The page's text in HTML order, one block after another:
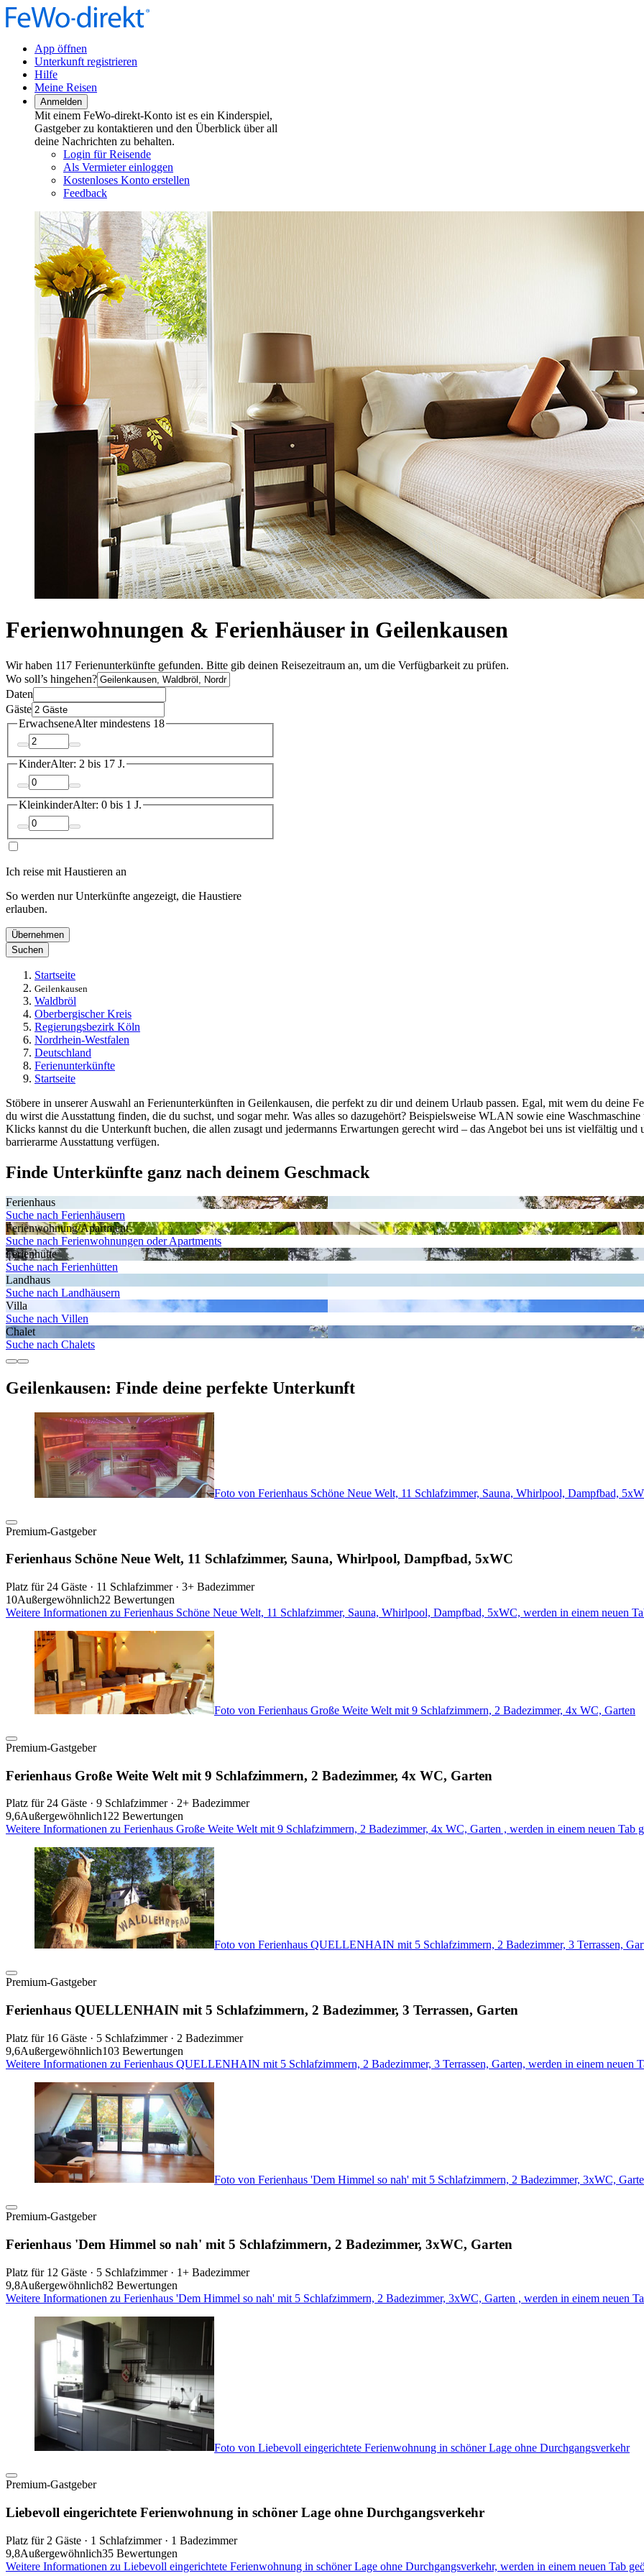
App öffnen
Unterkunft registrieren
Hilfe
Meine Reisen
Anmelden
Mit einem FeWo-direkt-Konto ist es ein Kinderspiel,
Gastgeber zu kontaktieren und den Überblick über all
deine Nachrichten zu behalten.
Login für Reisende
Als Vermieter einloggen
Kostenloses Konto erstellen
Feedback
Ferienwohnungen & Ferienhäuser in Geilenkausen
Wir haben 117 Ferienunterkünfte gefunden. Bitte gib deinen Reisezeitraum an, um die Verfügbarkeit zu prüfen.
Wo soll’s hingehen?
Daten
Gäste
ErwachseneAlter mindestens 18
KinderAlter: 2 bis 17 J.
KleinkinderAlter: 0 bis 1 J.
Ich reise mit Haustieren an
So werden nur Unterkünfte angezeigt, die Haustiere
erlauben.
Übernehmen
Suchen
Startseite
Geilenkausen
Waldbröl
Oberbergischer Kreis
Regierungsbezirk Köln
Nordrhein-Westfalen
Deutschland
Ferienunterkünfte
Startseite
Stöbere in unserer Auswahl an Ferienunterkünften in Geilenkausen, die perfekt zu dir und deinem Urlaub passen. Egal, mit wem du deine
du wirst die Ausstattung finden, die du suchst, und sogar mehr. Was alles so dazugehört? Beispielsweise WLAN sowie eine
Klicks kannst du die Unterkunft buchen, die allen zusagt und jedermanns Erwartungen gerecht wird – das Angebot bei uns ist vielfältig
barrierarme Ausstattung verfügen.
Finde Unterkünfte ganz nach deinem Geschmack
Ferienhaus
Suche nach Ferienhäusern
Ferienwohnung/Apartment
Suche nach Ferienwohnungen oder Apartments
Ferienhütte
Suche nach Ferienhütten
Landhaus
Suche nach Landhäusern
Villa
Suche nach Villen
Chalet
Suche nach Chalets
Geilenkausen: Finde deine perfekte Unterkunft
Foto von Ferienhaus Schöne Neue Welt, 11 Schlafzimmer, Sauna, Whirlpool, Dampfbad,
Premium-Gastgeber
Ferienhaus Schöne Neue Welt, 11 Schlafzimmer, Sauna, Whirlpool, Dampfbad, 5xWC
Platz für 24 Gäste · 11 Schlafzimmer · 3+ Badezimmer
10Außergewöhnlich22 Bewertungen
Weitere Informationen zu Ferienhaus Schöne Neue Welt, 11 Schlafzimmer, Sauna, Whirlpool, Dampfbad, 5xWC, werden in einem neuen
Foto von Ferienhaus Große Weite Welt mit 9 Schlafzimmern, 2 Badezimmer, 4x WC, Garten
Premium-Gastgeber
Ferienhaus Große Weite Welt mit 9 Schlafzimmern, 2 Badezimmer, 4x WC, Garten
Platz für 24 Gäste · 9 Schlafzimmer · 2+ Badezimmer
9,6Außergewöhnlich122 Bewertungen
Weitere Informationen zu Ferienhaus Große Weite Welt mit 9 Schlafzimmern, 2 Badezimmer, 4x WC, Garten , werden in einem neuen Tab
Foto von Ferienhaus QUELLENHAIN mit 5 Schlafzimmern, 2 Badezimmer, 3 Terrassen,
Premium-Gastgeber
Ferienhaus QUELLENHAIN mit 5 Schlafzimmern, 2 Badezimmer, 3 Terrassen, Garten
Platz für 16 Gäste · 5 Schlafzimmer · 2 Badezimmer
9,6Außergewöhnlich103 Bewertungen
Weitere Informationen zu Ferienhaus QUELLENHAIN mit 5 Schlafzimmern, 2 Badezimmer, 3 Terrassen, Garten, werden in einem neuen
Foto von Ferienhaus 'Dem Himmel so nah' mit 5 Schlafzimmern, 2 Badezimmer, 3xWC,
Premium-Gastgeber
Ferienhaus 'Dem Himmel so nah' mit 5 Schlafzimmern, 2 Badezimmer, 3xWC, Garten
Platz für 12 Gäste · 5 Schlafzimmer · 1+ Badezimmer
9,8Außergewöhnlich82 Bewertungen
Weitere Informationen zu Ferienhaus 'Dem Himmel so nah' mit 5 Schlafzimmern, 2 Badezimmer, 3xWC, Garten , werden in einem neuen
Foto von Liebevoll eingerichtete Ferienwohnung in schöner Lage ohne Durchgangsverkehr
Premium-Gastgeber
Liebevoll eingerichtete Ferienwohnung in schöner Lage ohne Durchgangsverkehr
Platz für 2 Gäste · 1 Schlafzimmer · 1 Badezimmer
9,8Außergewöhnlich35 Bewertungen
Weitere Informationen zu Liebevoll eingerichtete Ferienwohnung in schöner Lage ohne Durchgangsverkehr, werden in einem neuen Tab